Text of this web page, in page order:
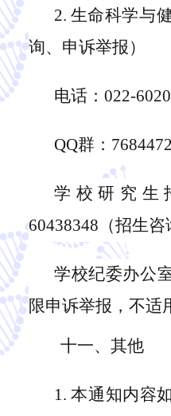
2. 生命科学与
询、申诉举报）
电话： 022-
QQ群：
学校研究生
60438348（招生咨
学校纪委办公室
限申诉举报，不适
十一、其他
1.本通知内容如